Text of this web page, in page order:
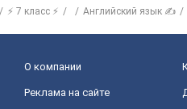
⚡ 7 класс ⚡ Английский язык ✍
О компании
Реклама на сайте